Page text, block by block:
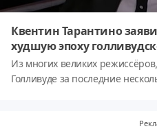
Квентин Тарантино
худшую эпоху
Из многих великих
Голливуде за последние
криминальной драме